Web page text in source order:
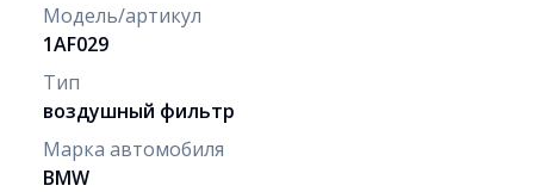
Модель/артикул
1AF029
Тип
воздушный фильтр
Марка автомобиля
BMW